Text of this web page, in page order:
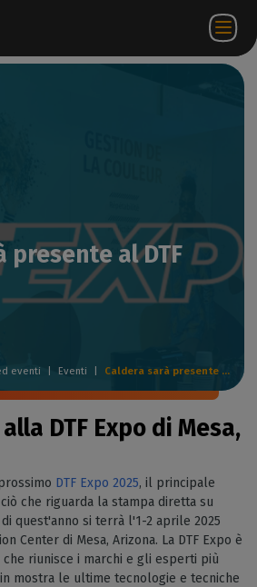
IT
presente al DTF
eventi Eventi Caldera sarà presente al DTF Expo 2025
DTF Expo di Mesa,
DTF Expo 2025, il principale
che riguarda la stampa diretta su
quest'anno si terrà l'1-2 aprile 2025
Center di Mesa, Arizona. La DTF Expo è
riunisce i marchi e gli esperti più
mostra le ultime tecnologie e tecniche